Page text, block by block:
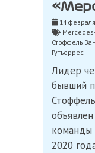
14
Стоффель
Гутьеррес
Лидер
бывший
команды
2020